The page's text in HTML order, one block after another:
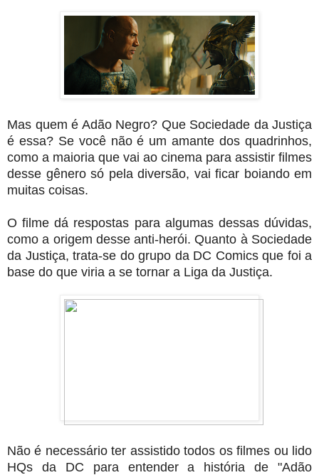
Mas quem é Adão Negro? Que Sociedade da Justiça
é essa? Se você não é um amante dos quadrinhos,
como a maioria que vai ao cinema para assistir filmes
desse gênero só pela diversão, vai ficar boiando em
muitas coisas.
O filme dá respostas para algumas dessas dúvidas,
como a origem desse anti-herói. Quanto à Sociedade
da Justiça, trata-se do grupo da DC Comics que foi a
base do que viria a se tornar a Liga da Justiça.
Não é necessário ter assistido todos os filmes ou lido
HQs da DC para entender a história de "Adão